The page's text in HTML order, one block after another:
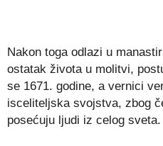
Nakon toga odlazi u
ostatak života u molitvi,
se 1671. godine, a vernici
isceliteljska svojstva, zbog
posećuju ljudi iz celog sveta.